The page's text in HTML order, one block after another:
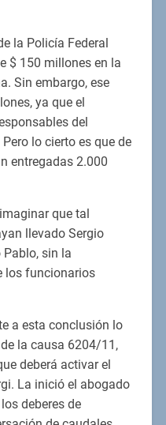
la Policía Federal
$ 150 millones en la
Sin embargo, ese
ya que el
del
lo cierto es que de
entregadas 2.000
que tal
llevado Sergio
sin la
los funcionarios
a esta conclusión lo
la causa 6204/11,
deberá activar el
La inició el abogado
deberes de